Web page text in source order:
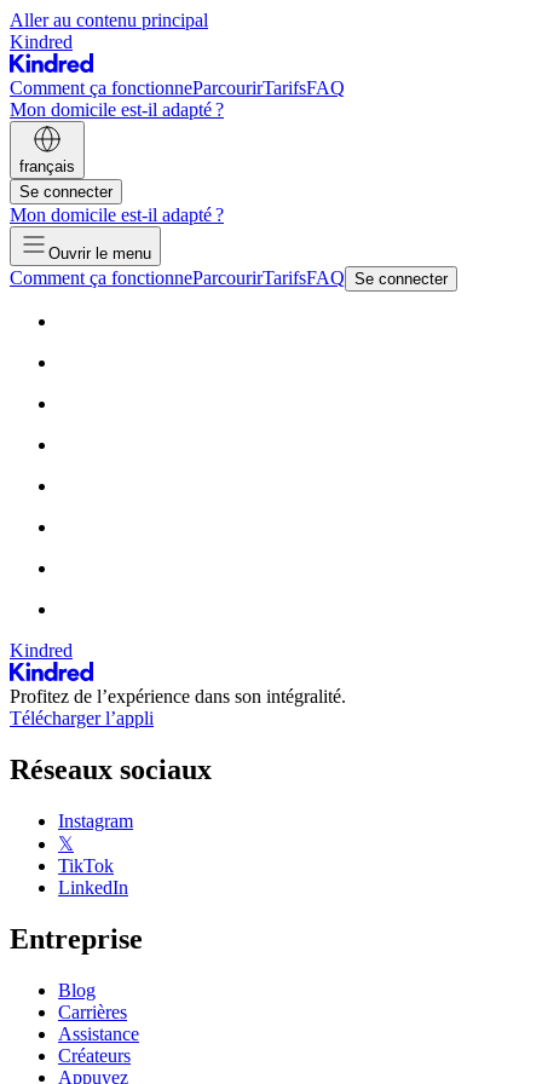
Aller au contenu principal
Kindred
Comment ça fonctionneParcourirTarifsFAQ
Mon domicile est-il adapté ?
français
Se connecter
Mon domicile est-il adapté ?
Ouvrir le menu
Comment ça fonctionneParcourirTarifsFAQ Se connecter
Kindred
Profitez de l’expérience dans son intégralité.
Télécharger l’appli
Réseaux sociaux
Instagram
𝕏
TikTok
LinkedIn
Entreprise
Blog
Carrières
Assistance
Créateurs
Appuyez